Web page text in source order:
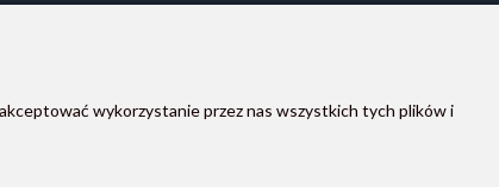
MOON STORE W SOCIAL MEDIA
wykorzystanie przez nas wszystkich tych plików i